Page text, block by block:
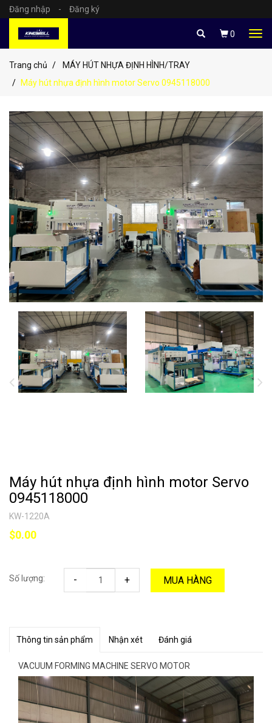
Đăng nhập - Đăng ký
0
Trang chủ
MÁY HÚT NHỰA ĐỊNH HÌNH/TRAY
Máy hút nhựa định hình motor Servo 0945118000
Máy hút nhựa định hình motor Servo
0945118000
KW-1220A
$0.00
Số lượng: - + MUA HÀNG
Thông tin sản phẩm Nhận xét Đánh giá
VACUUM FORMING MACHINE SERVO MOTOR